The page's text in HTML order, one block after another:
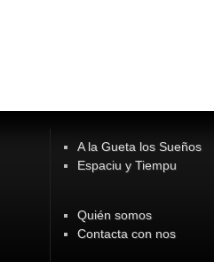
A la Gueta los Sueños
Espaciu y Tiempu
Quién somos
Contacta con nos